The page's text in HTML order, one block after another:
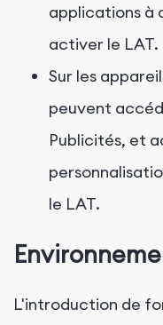
applications à
activer le LAT.
Sur les
peuvent
Publicités, et
le LAT.
L'introduction de